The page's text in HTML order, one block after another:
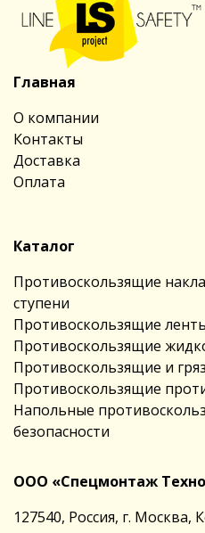
Главная
О компании
Контакты
Доставка
Оплата
Каталог
Противоскользящие
ступени
Противоскользящие
Противоскользящие
Противоскользящие и
Противоскользящие
Напольные
безопасности
ООО «Спецмонтаж
127540, Россия, г. Москва,